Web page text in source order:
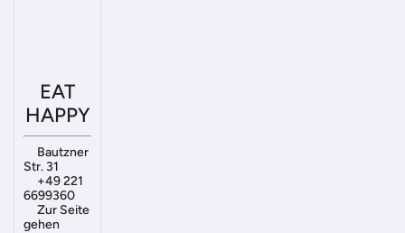
EAT
HAPPY
Bautzner
Str. 31
+49 221
6699360
Zur Seite
gehen